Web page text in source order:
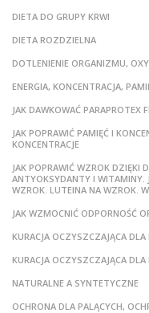
DIETA DO GRUPY KRWI
DIETA ROZDZIELNA
DOTLENIENIE ORGANIZMU,
ENERGIA, KONCENTRACJA,
JAK DAWKOWAĆ PARAPROTEX
JAK POPRAWIĆ PAMIĘĆ I
KONCENTRACJE
JAK POPRAWIĆ WZROK DZIĘKI
ANTYOKSYDANTY I WITAMINY.
WZROK. LUTEINA NA WZROK.
JAK WZMOCNIĆ ODPORNOŚĆ
KURACJA OCZYSZCZAJĄCA
KURACJA OCZYSZCZAJĄCA
NATURALNE A SYNTETYCZNE
OCHRONA DLA PALĄCYCH,